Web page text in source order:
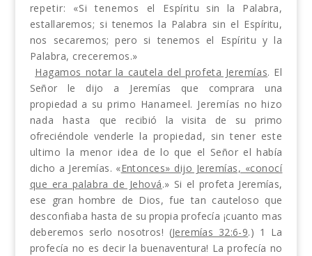
repetir: «Si tenemos el Espíritu sin la Palabra,
estallaremos; si tenemos la Pa­labra sin el Espíritu,
nos secaremos; pero si tenemos el Espíritu y la
Palabra, creceremos.»
Hagamos notar la cautela del profeta Jeremías. El
Señor le dijo a Jeremías que comprara una
propiedad a su primo Hanameel. Jeremías no hizo
nada hasta que recibió la visita de su primo
ofreciéndole vender­le la propiedad, sin tener este
ultimo la menor idea de lo que el Señor el había
dicho a Jeremías. «Enton­ces» dijo Jeremías, «conocí
que era palabra de Jehová.» Si el profeta Jeremías,
ese gran hombre de Dios,fue tan cauteloso que
desconfiaba hasta de su propia profecía ¡cuanto mas
deberemos serlo nosotros! (Jeremías 32:6-9.) 1 La
profecía no es decir la buena­ventura! La profecía no